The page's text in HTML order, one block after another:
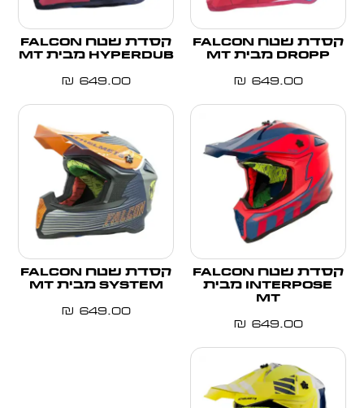
קסדת שטח FALCON
DROPP מבית MT
649.00
₪
קסדת שטח FALCON
HYPERDUB מבית MT
649.00
₪
קסדת שטח FALCON
INTERPOSE מבית
MT
649.00
₪
קסדת שטח FALCON
SYSTEM מבית MT
649.00
₪